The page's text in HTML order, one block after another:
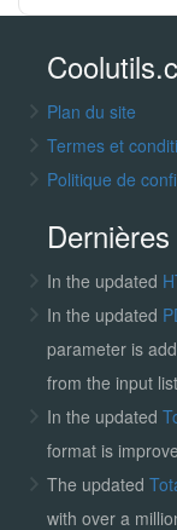
Plan du site
Termes et
Politique de
In the updated
In the updated
parameter is
from the input
In the updated
format is
The updated
with over a